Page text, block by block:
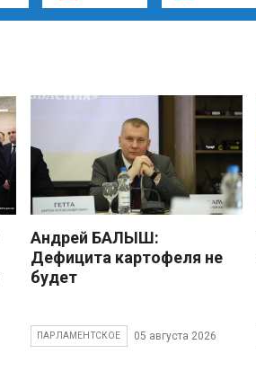
Андрей БАЛЫШ:
Дефицита картофеля не
будет
ПАРЛАМЕНТСКОЕ 05 августа 2026